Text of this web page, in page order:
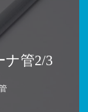
ナ管2/3